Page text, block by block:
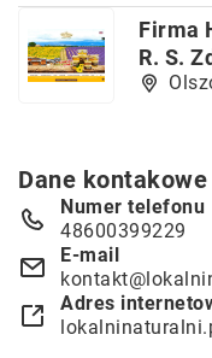
Firma
R. S.
Dane kontakowe
Numer telefonu
48600399229
E-mail
Adres